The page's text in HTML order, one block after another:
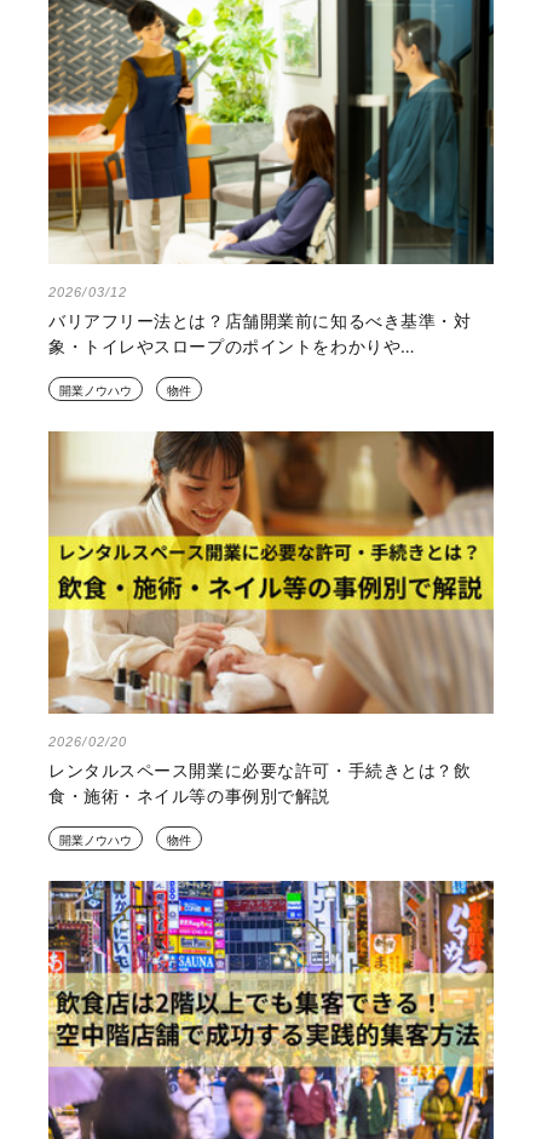
2026/03/12
バリアフリー法とは？店舗開業前に知るべき基準・対
象・トイレやスロープのポイントをわかりや…
開業ノウハウ 物件
2026/02/20
レンタルスペース開業に必要な許可・手続きとは？飲
食・施術・ネイル等の事例別で解説
開業ノウハウ 物件